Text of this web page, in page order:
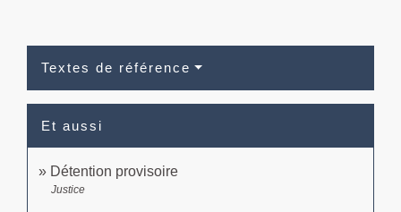
Textes de référence
Et aussi
Détention provisoire
Justice